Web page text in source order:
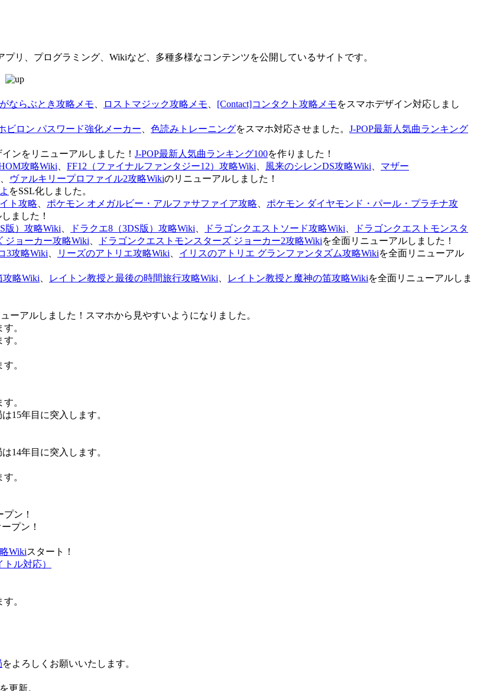
リ、プログラミング、Wikiなど、多種多様なコンテンツを公開しているサイトです。
ならぶとき攻略メモ ロストマジック攻略メモ [Contact]コンタクト攻略メモをスマホデザイン対応しまし
ビロン パスワード強化メーカー 色読みトレーニングをスマホ対応させました。 J-POP最新人気曲ランキング
ンをリニューアルしました！ J-POP最新人気曲ランキング100を作りました！
攻略Wiki FF12（ファイナルファンタジー12）攻略Wiki 風来のシレンDS攻略Wiki
マザー
ヴァルキリープロファイル2攻略Wikiのリニューアルしました！
をSSL化しました。
ト攻略 ポケモン オメガルビー・アルファサファイア攻略
ポケモン ダイヤモンド・パール・プラチナ攻
ました！
版）攻略Wiki ドラクエ8（3DS版）攻略Wiki ドラゴンクエストソード攻略Wiki
ドラゴンクエストモンスタ
ジョーカー攻略Wiki ドラゴンクエストモンスターズ ジョーカー2攻略Wikiを全面リニューアルしました！
3攻略Wiki リーズのアトリエ攻略Wiki イリスのアトリエ グランファンタズム攻略Wikiを全面リニューアル
攻略Wiki レイトン教授と最後の時間旅行攻略Wiki レイトン教授と魔神の笛攻略Wikiを全面リニューアルしま
ーアルしました！スマホから見やすいようになりました。
。
。
。
。
15年目に突入します。
14年目に突入します。
。
ン！
プン！
Wikiスタート！
ル対応）
。
をよろしくお願いいたします。
を更新。